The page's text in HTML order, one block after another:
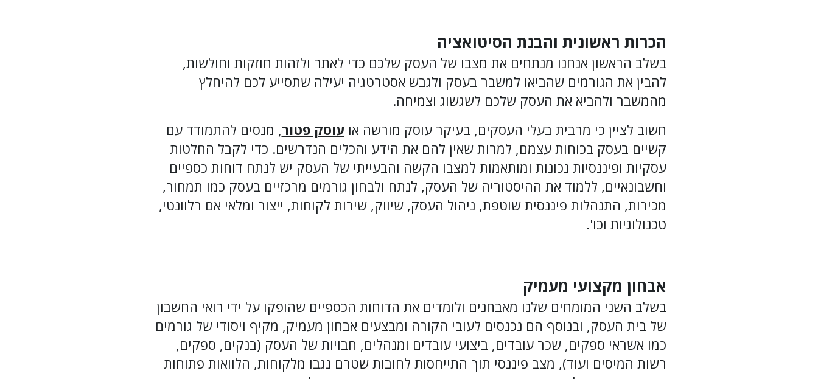
הכרות ראשונית והבנת הסיטואציה
בשלב הראשון אנחנו מנתחים את מצבו של העסק שלכם כדי לאתר ולזהות חוזקות וחולשות,
להבין את הגורמים שהביאו למשבר בעסק ולגבש אסטרטגיה יעילה שתסייע לכם להיחלץ
מהמשבר ולהביא את העסק שלכם לשגשוג וצמיחה.
חשוב לציין כי מרבית בעלי העסקים, בעיקר עוסק מורשה אועוסק פטור, מנסים להתמודד עם
קשיים בעסק בכוחות עצמם, למרות שאין להם את הידע והכלים הנדרשים. כדי לקבל החלטות
עסקיות ופיננסיות נכונות ומותאמות למצבו הקשה והבעייתי של העסק יש לנתח דוחות כספיים
וחשבונאיים, ללמוד את ההיסטוריה של העסק, לנתח ולבחון גורמים מרכזיים בעסק כמו תמחור,
מכירות, התנהלות פיננסית שוטפת, ניהול העסק, שיווק, שירות לקוחות, ייצור ומלאי אם רלוונטי,
טכנולוגיות וכו'.
אבחון מקצועי מעמיק
בשלב השני המומחים שלנו מאבחנים ולומדים את הדוחות הכספיים שהופקו על ידי רואי החשבון
של בית העסק, ובנוסף הם נכנסים לעובי הקורה ומבצעים אבחון מעמיק, מקיף ויסודי של גורמים
כמו אשראי ספקים, שכר עובדים, ביצועי עובדים ומנהלים, חבויות של העסק (בנקים, ספקים,
רשות המיסים ועוד), מצב פיננסי תוך התייחסות לחובות שטרם נגבו מלקוחות, הלוואות פתוחות